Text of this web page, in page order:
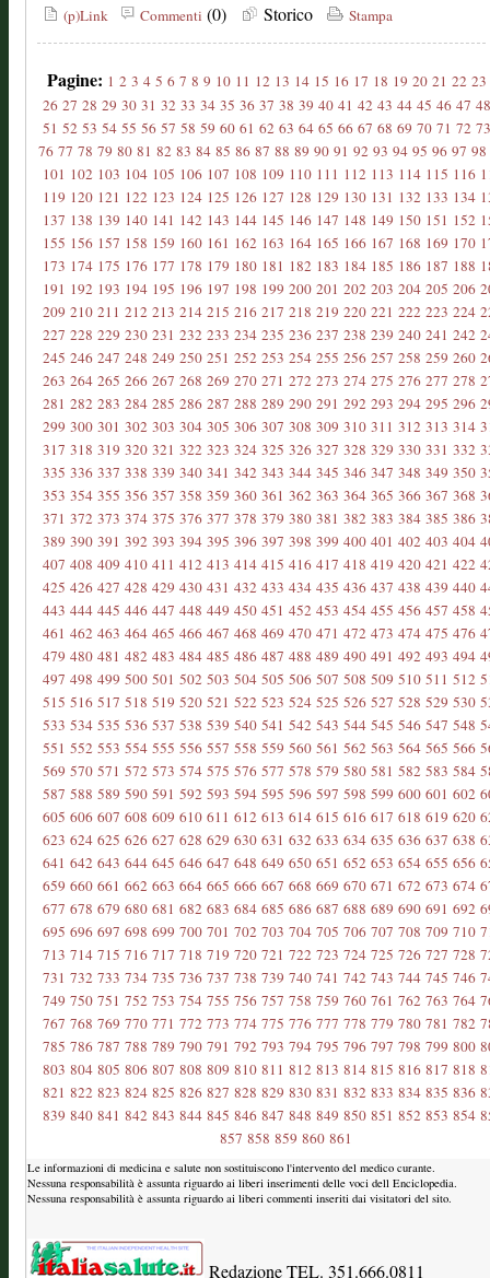
(p)Link Commenti (0) Storico Stampa
Pagine: 1 2 3 4 5 6 7 8 9 10 11 12 13 14 15 16 17 18 19 20 21 22 23
26 27 28 29 30 31 32 33 34 35 36 37 38 39 40 41 42 43 44 45 46 47 48
51 52 53 54 55 56 57 58 59 60 61 62 63 64 65 66 67 68 69 70 71 72 73
76 77 78 79 80 81 82 83 84 85 86 87 88 89 90 91 92 93 94 95 96 97 98
101 102 103 104 105 106 107 108 109 110 111 112 113 114 115 116
119 120 121 122 123 124 125 126 127 128 129 130 131 132 133 134
137 138 139 140 141 142 143 144 145 146 147 148 149 150 151 152
155 156 157 158 159 160 161 162 163 164 165 166 167 168 169 170
173 174 175 176 177 178 179 180 181 182 183 184 185 186 187 188
191 192 193 194 195 196 197 198 199 200 201 202 203 204 205 206
209 210 211 212 213 214 215 216 217 218 219 220 221 222 223 224
227 228 229 230 231 232 233 234 235 236 237 238 239 240 241 242
245 246 247 248 249 250 251 252 253 254 255 256 257 258 259 260
263 264 265 266 267 268 269 270 271 272 273 274 275 276 277 278
281 282 283 284 285 286 287 288 289 290 291 292 293 294 295 296
299 300 301 302 303 304 305 306 307 308 309 310 311 312 313 314
317 318 319 320 321 322 323 324 325 326 327 328 329 330 331 332
335 336 337 338 339 340 341 342 343 344 345 346 347 348 349 350
353 354 355 356 357 358 359 360 361 362 363 364 365 366 367 368
371 372 373 374 375 376 377 378 379 380 381 382 383 384 385 386
389 390 391 392 393 394 395 396 397 398 399 400 401 402 403 404
407 408 409 410 411 412 413 414 415 416 417 418 419 420 421 422
425 426 427 428 429 430 431 432 433 434 435 436 437 438 439 440
443 444 445 446 447 448 449 450 451 452 453 454 455 456 457 458
461 462 463 464 465 466 467 468 469 470 471 472 473 474 475 476
479 480 481 482 483 484 485 486 487 488 489 490 491 492 493 494
497 498 499 500 501 502 503 504 505 506 507 508 509 510 511 512
515 516 517 518 519 520 521 522 523 524 525 526 527 528 529 530
533 534 535 536 537 538 539 540 541 542 543 544 545 546 547 548
551 552 553 554 555 556 557 558 559 560 561 562 563 564 565 566
569 570 571 572 573 574 575 576 577 578 579 580 581 582 583 584
587 588 589 590 591 592 593 594 595 596 597 598 599 600 601 602
605 606 607 608 609 610 611 612 613 614 615 616 617 618 619 620
623 624 625 626 627 628 629 630 631 632 633 634 635 636 637 638
641 642 643 644 645 646 647 648 649 650 651 652 653 654 655 656
659 660 661 662 663 664 665 666 667 668 669 670 671 672 673 674
677 678 679 680 681 682 683 684 685 686 687 688 689 690 691 692
695 696 697 698 699 700 701 702 703 704 705 706 707 708 709 710
713 714 715 716 717 718 719 720 721 722 723 724 725 726 727 728
731 732 733 734 735 736 737 738 739 740 741 742 743 744 745 746
749 750 751 752 753 754 755 756 757 758 759 760 761 762 763 764
767 768 769 770 771 772 773 774 775 776 777 778 779 780 781 782
785 786 787 788 789 790 791 792 793 794 795 796 797 798 799 800
803 804 805 806 807 808 809 810 811 812 813 814 815 816 817 818
821 822 823 824 825 826 827 828 829 830 831 832 833 834 835 836
839 840 841 842 843 844 845 846 847 848 849 850 851 852 853 854
857 858 859 860 861
Le informazioni di medicina e salute non sostituiscono l'intervento del medico curante.
Nessuna responsabilità è assunta riguardo ai liberi inserimenti delle voci dell Enciclopedia.
Nessuna responsabilità è assunta riguardo ai liberi commenti inseriti dai visitatori del sito.
Redazione TEL. 351.666.0811